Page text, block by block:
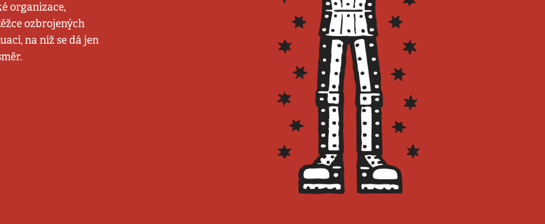
organizace,
ozbrojených
na níž se dá jen